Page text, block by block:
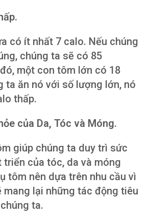
có ít nhất 7 calo. Nếu chúng
chúng ta sẽ có 85
một con tôm lớn có 18
ta ăn nó với số lượng lớn, nó
thấp.
của Da, Tóc và Móng.
giúp chúng ta duy trì sức
triển của tóc, da và móng
tôm nên dựa trên nhu cầu vì
mang lại những tác động tiêu
ta.